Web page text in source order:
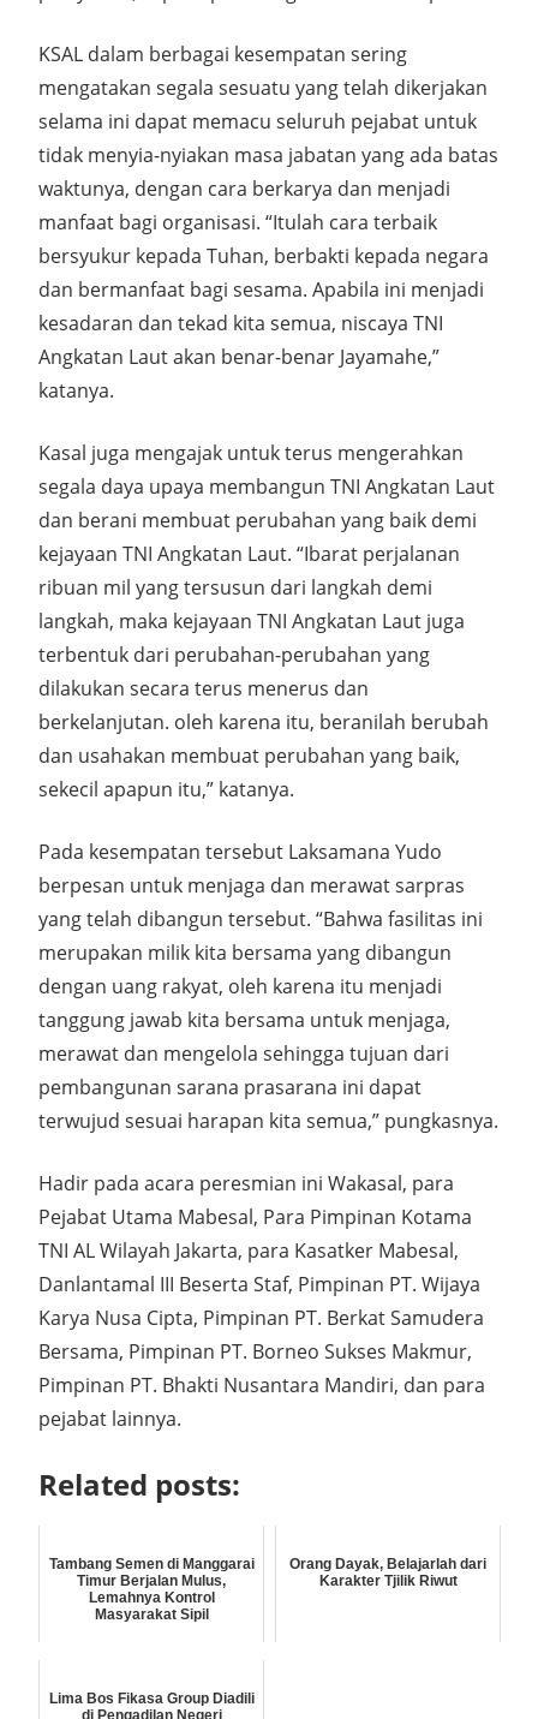
KSAL dalam berbagai kesempatan sering
mengatakan segala sesuatu yang telah dikerjakan
selama ini dapat memacu seluruh pejabat untuk
tidak menyia-nyiakan masa jabatan yang ada batas
waktunya, dengan cara berkarya dan menjadi
manfaat bagi organisasi. “Itulah cara terbaik
bersyukur kepada Tuhan, berbakti kepada negara
dan bermanfaat bagi sesama. Apabila ini menjadi
kesadaran dan tekad kita semua, niscaya TNI
Angkatan Laut akan benar-benar Jayamahe,”
katanya.
Kasal juga mengajak untuk terus mengerahkan
segala daya upaya membangun TNI Angkatan Laut
dan berani membuat perubahan yang baik demi
kejayaan TNI Angkatan Laut. “Ibarat perjalanan
ribuan mil yang tersusun dari langkah demi
langkah, maka kejayaan TNI Angkatan Laut juga
terbentuk dari perubahan-perubahan yang
dilakukan secara terus menerus dan
berkelanjutan. oleh karena itu, beranilah berubah
dan usahakan membuat perubahan yang baik,
sekecil apapun itu,” katanya.
Pada kesempatan tersebut Laksamana Yudo
berpesan untuk menjaga dan merawat sarpras
yang telah dibangun tersebut. “Bahwa fasilitas ini
merupakan milik kita bersama yang dibangun
dengan uang rakyat, oleh karena itu menjadi
tanggung jawab kita bersama untuk menjaga,
merawat dan mengelola sehingga tujuan dari
pembangunan sarana prasarana ini dapat
terwujud sesuai harapan kita semua,” pungkasnya.
Hadir pada acara peresmian ini Wakasal, para
Pejabat Utama Mabesal, Para Pimpinan Kotama
TNI AL Wilayah Jakarta, para Kasatker Mabesal,
Danlantamal III Beserta Staf, Pimpinan PT. Wijaya
Karya Nusa Cipta, Pimpinan PT. Berkat Samudera
Bersama, Pimpinan PT. Borneo Sukses Makmur,
Pimpinan PT. Bhakti Nusantara Mandiri, dan para
pejabat lainnya.
Related posts:
Tambang Semen di Manggarai
Timur Berjalan Mulus,
Lemahnya Kontrol
Masyarakat Sipil
Orang Dayak, Belajarlah dari
Karakter Tjilik Riwut
Lima Bos Fikasa Group Diadili
di Pengadilan Negeri